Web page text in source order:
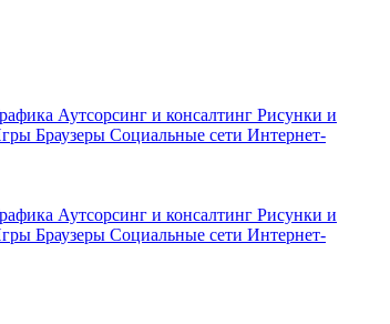
Аутсорсинг и консалтинг Рисунки и
Браузеры Социальные сети Интернет-
Аутсорсинг и консалтинг Рисунки и
Браузеры Социальные сети Интернет-